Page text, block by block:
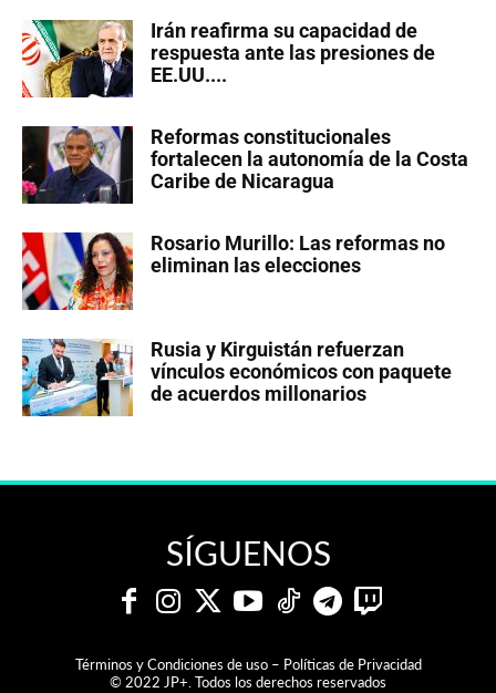
Irán reafirma su capacidad de
respuesta ante las presiones de
EE.UU....
Reformas constitucionales
fortalecen la autonomía de la Costa
Caribe de Nicaragua
Rosario Murillo: Las reformas no
eliminan las elecciones
Rusia y Kirguistán refuerzan
vínculos económicos con paquete
de acuerdos millonarios
SÍGUENOS
Términos y Condiciones de uso – Políticas de Privacidad
© 2022 JP+. Todos los derechos reservados